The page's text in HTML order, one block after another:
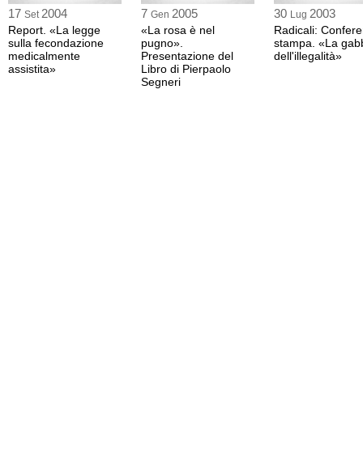
17 Set 2004
Report. «La legge
sulla fecondazione
medicalmente
assistita»
7 Gen 2005
«La rosa è nel
pugno».
Presentazione del
Libro di Pierpaolo
Segneri
30 Lug 2003
Radicali:
stampa. «La
dell'illegalità»